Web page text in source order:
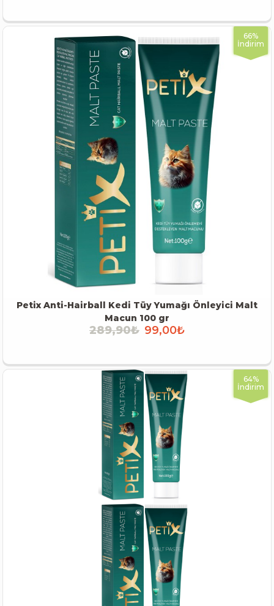
66%
İndirim
Petix Anti-Hairball Kedi Tüy Yumağı Önleyici Malt
Macun 100 gr
289,90₺ 99,00₺
64%
İndirim